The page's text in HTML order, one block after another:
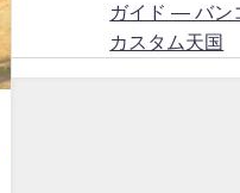
ガイド ― バン
カスタム天国